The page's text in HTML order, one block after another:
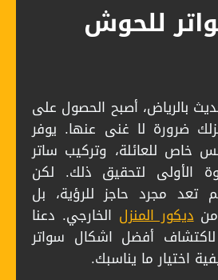
للحوش
بالرياض، أصبح الحصول على
ضرورة لا غنى عنها. يوفر
خاص للعائلة، وتركيب ساتر
الأولى لتحقيق ذلك. لكن
تعد مجرد حاجز للرؤية، بل
منديكور المنزل الخارجي. دعنا
أفضل اشكال سواتر
اختيار ما يناسبك.